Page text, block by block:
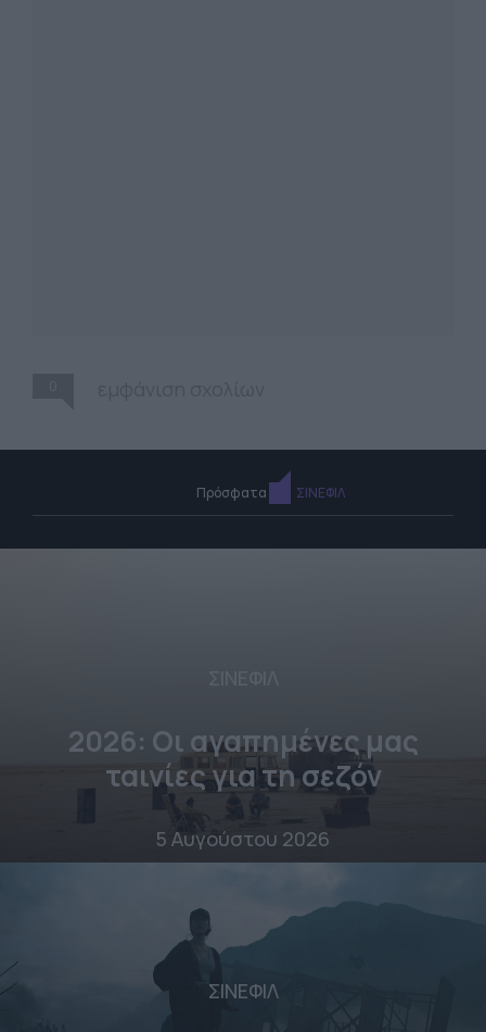
Πρόσφατα ΣΙΝΕΦΙΛ
2026: Οι αγαπημένες μας
ταινίες για τη σεζόν
5 Αυγούστου 2026
ΣΙΝΕΦΙΛ